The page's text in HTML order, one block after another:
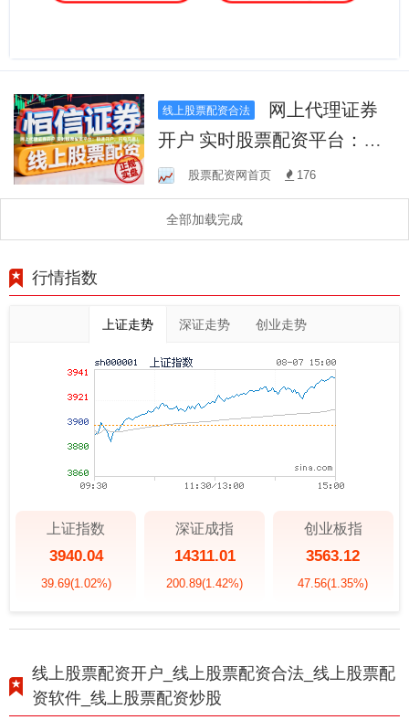
线上股票配资合法
开户 实时股票配资平台：极
速开户，闪电交易！
股票配资网首页 176
全部加载完成
行情指数
上证走势 深证走势 创业走势
上证指数
3940.04
39.69(1.02%)
深证成指
14311.01
200.89(1.42%)
创业板指
3563.12
47.56(1.35%)
线上股票配资开户_线上股票配资合法_线上股票配
资软件_线上股票配资炒股